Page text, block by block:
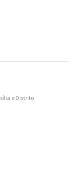
e Distrito